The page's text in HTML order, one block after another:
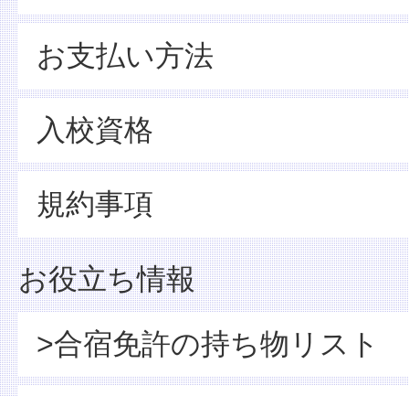
お支払い方法
入校資格
規約事項
お役立ち情報
>合宿免許の持ち物リスト